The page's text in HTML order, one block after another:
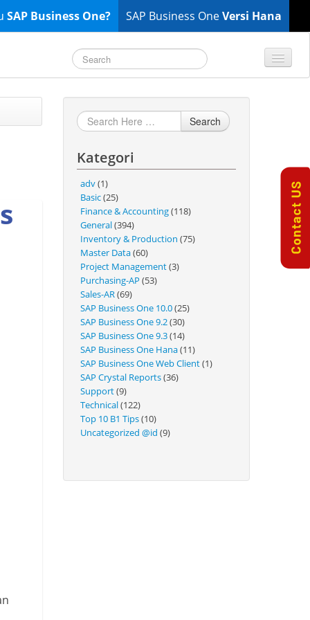
SAP Business OneVersi Hana
SAP Business One?
General
Finance & Accounting
Inventory & Production
Project Management
Purchasing A/P
Sales A/R
SAP Business One 9.2
SAP Business One 9.3
SAP Business One 10.0
Technical
Search
Kategori
adv(1)
Basic(25)
Finance & Accounting(118)
General(394)
Inventory & Production (75)
Master Data(60)
Project Management(3)
Purchasing-AP (53)
Sales-AR(69)
SAP Business One 10.0(25)
SAP Business One 9.2(30)
SAP Business One 9.3(14)
SAP Business One Hana(11)
SAP Business One Web Client(1)
SAP Crystal Reports(36)
Support(9)
Technical(122)
Top 10 B1 Tips(10)
Uncategorized @id (9)